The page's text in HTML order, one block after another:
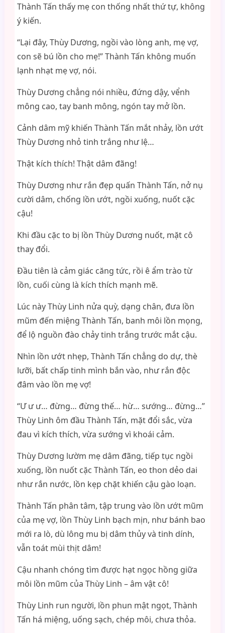
Thành Tấn thấy mẹ con thống nhất thứ tự, không
ý kiến.
“Lại đây, Thùy Dương, ngồi vào lòng anh, mẹ vợ,
con sẽ bú lồn cho mẹ!” Thành Tấn không muốn
lạnh nhạt mẹ vợ, nói.
Thùy Dương chẳng nói nhiều, đứng dậy, vểnh
mông cao, tay banh mông, ngón tay mở lồn.
Cảnh dâm mỹ khiến Thành Tấn mắt nhảy, lồn ướt
Thùy Dương nhỏ tinh trắng như lệ…
Thật kích thích! Thật dâm đãng!
Thùy Dương như rắn đẹp quấn Thành Tấn, nở nụ
cười dâm, chống lồn ướt, ngồi xuống, nuốt cặc
cậu!
Khi đầu cặc to bị lồn Thùy Dương nuốt, mặt cô
thay đổi.
Đầu tiên là cảm giác căng tức, rồi ê ẩm trào từ
lồn, cuối cùng là kích thích mạnh mẽ.
Lúc này Thùy Linh nửa quỳ, dạng chân, đưa lồn
mũm đến miệng Thành Tấn, banh môi lồn mọng,
để lộ nguồn đào chảy tinh trắng trước mắt cậu.
Nhìn lồn ướt nhẹp, Thành Tấn chẳng do dự, thè
lưỡi, bất chấp tinh mình bắn vào, như rắn độc
đâm vào lồn mẹ vợ!
“Ư ư ư… đừng… đừng thế… hừ… sướng… đừng…”
Thùy Linh ôm đầu Thành Tấn, mặt đổi sắc, vừa
đau vì kích thích, vừa sướng vì khoái cảm.
Thùy Dương lườm mẹ dâm đãng, tiếp tục ngồi
xuống, lồn nuốt cặc Thành Tấn, eo thon dẻo dai
như rắn nước, lồn kẹp chặt khiến cậu gào loạn.
Thành Tấn phân tâm, tập trung vào lồn ướt mũm
của mẹ vợ, lồn Thùy Linh bạch mịn, như bánh bao
mới ra lò, dù lông mu bị dâm thủy và tinh dính,
vẫn toát mùi thịt dâm!
Cậu nhanh chóng tìm được hạt ngọc hồng giữa
môi lồn mũm của Thùy Linh – âm vật cô!
Thùy Linh run người, lồn phun mật ngọt, Thành
Tấn há miệng, uống sạch, chép môi, chưa thỏa.